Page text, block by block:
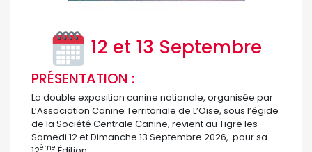
12 et 13 Septembre
PRÉSENTATION :
La double exposition canine nationale, organisée par
L’Association Canine Territoriale de L’Oise, sous l’égide
de la Société Centrale Canine, revient au Tigre les
Samedi 12 et Dimanche 13 Septembre 2026, pour sa
ème